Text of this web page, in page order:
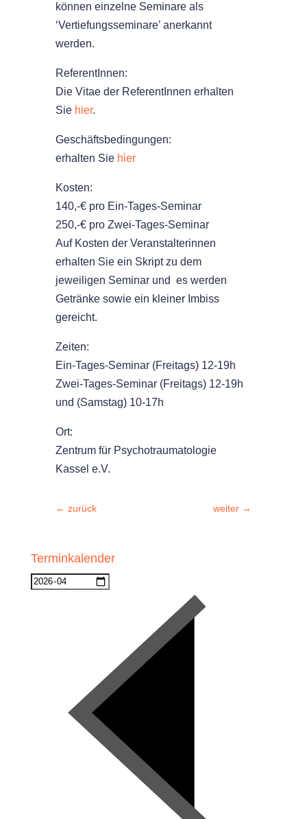
können einzelne Seminare als
‘Vertiefungsseminare’ anerkannt
werden.
ReferentInnen:
Die Vitae der ReferentInnen erhalten
Sie hier.
Geschäftsbedingungen:
erhalten Sie hier
Kosten:
140,-€ pro Ein-Tages-Seminar
250,-€ pro Zwei-Tages-Seminar
Auf Kosten der Veranstalterinnen
erhalten Sie ein Skript zu dem
jeweiligen Seminar und es werden
Getränke sowie ein kleiner Imbiss
gereicht.
Zeiten:
Ein-Tages-Seminar (Freitags) 12-19h
Zwei-Tages-Seminar (Freitags) 12-19h
und (Samstag) 10-17h
Ort:
Zentrum für Psychotraumatologie
Kassel e.V.
← zurück weiter →
Terminkalender